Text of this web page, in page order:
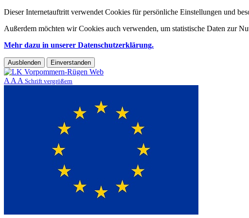
Dieser Internetauftritt verwendet Cookies für persönliche Einstellungen und
Außerdem möchten wir Cookies auch verwenden, um statistische Daten zur
Mehr dazu in unserer Datenschutzerklärung.
Ausblenden Einverstanden
A A A Schrift vergrößern